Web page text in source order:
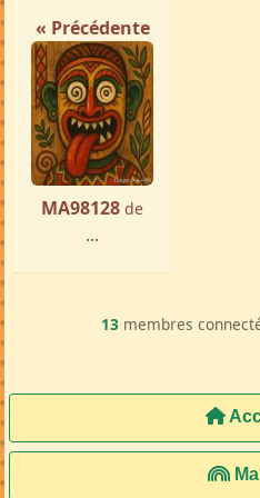
« Précédente
MA98128 de
...
13 membres
Ma